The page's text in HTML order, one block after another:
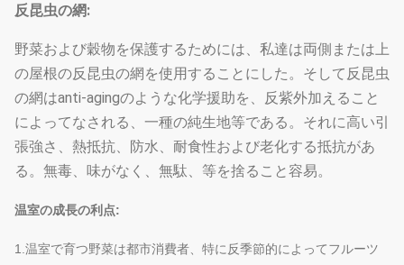
反昆虫の網:
野菜および穀物を保護するためには、私達は両側または上
の屋根の反昆虫の網を使用することにした。そして反昆虫
の網はanti-agingのような化学援助を、反紫外加えること
によってなされる、一種の純生地等である。それに高い引
張強さ、熱抵抗、防水、耐食性および老化する抵抗があ
る。無毒、味がなく、無駄、等を捨ること容易。
温室の成長の利点:
1.温室で育つ野菜は都市消費者、特に反季節的によってフルーツ